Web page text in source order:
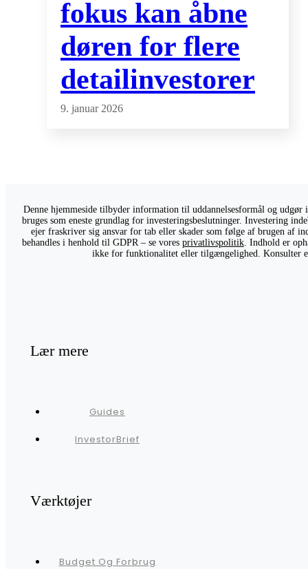
fokus kan åbne
døren for flere
detailinvestorer
9. januar 2026
Denne hjemmeside tilbyder information til uddannelsesformål og
bruges som eneste grundlag for investeringsbeslutninger. Investering
ejer fraskriver sig ansvar for tab eller skader som følge af brugen af
behandles i henhold til GDPR – se vores privatlivspolitik. Indhold er
ikke for funktionalitet eller tilgængelighed. Konsulter
Lær mere
Guides
InvestorBrief
Værktøjer
Budget Og Forbrug